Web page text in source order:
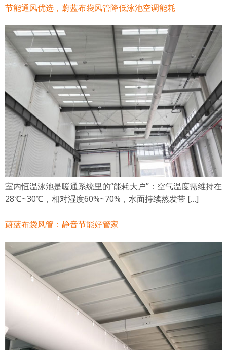
节能通风优选，蔚蓝布袋风管降低泳池空调能耗
室内恒温泳池是暖通系统里的“能耗大户”：空气温度需维持在
28℃~30℃，相对湿度60%~70%，水面持续蒸发带 […]
蔚蓝布袋风管：静音节能好管家